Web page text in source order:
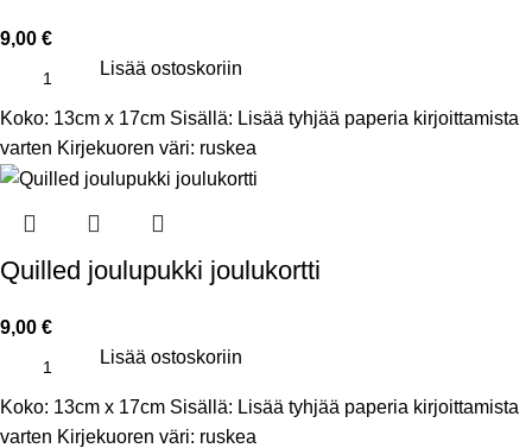
9,00 €
Lisää ostoskoriin
Koko: 13cm x 17cm Sisällä: Lisää tyhjää paperia kirjoittamista
varten Kirjekuoren väri: ruskea
Quilled joulupukki joulukortti
9,00 €
Lisää ostoskoriin
Koko: 13cm x 17cm Sisällä: Lisää tyhjää paperia kirjoittamista
varten Kirjekuoren väri: ruskea